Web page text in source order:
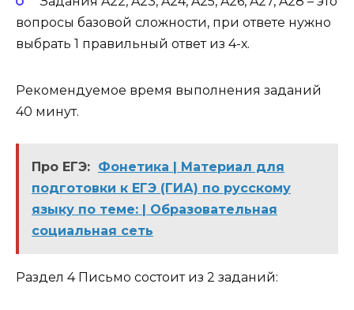
вопросы базовой сложности, при ответе нужно
выбрать 1 правильный ответ из 4-х.
Рекомендуемое время выполнения заданий
40 минут.
Про ЕГЭ: Фонетика | Материал для
подготовки к ЕГЭ (ГИА) по русскому
языку по теме: | Образовательная
социальная сеть
Раздел 4 Письмо состоит из 2 заданий: